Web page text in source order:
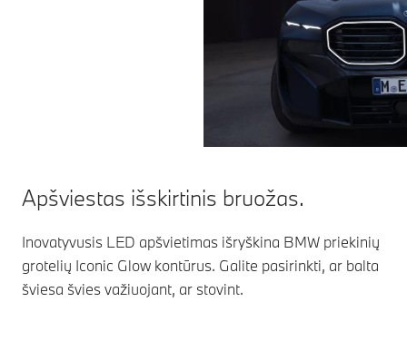
Apšviestas išskirtinis bruožas.
Inovatyvusis LED apšvietimas išryškina BMW priekinių
grotelių Iconic Glow kontūrus. Galite pasirinkti, ar balta
šviesa švies važiuojant, ar stovint.